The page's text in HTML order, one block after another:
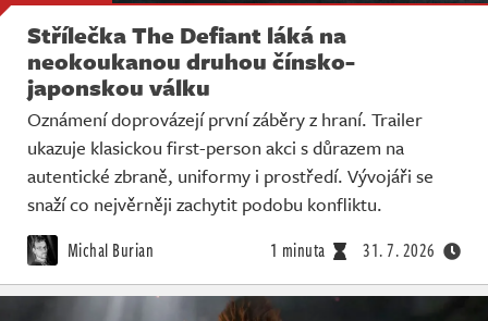
Střílečka The Defiant láká na
neokoukanou druhou čínsko-
japonskou válku
Oznámení doprovázejí první záběry z hraní. Trailer
ukazuje klasickou first-person akci s důrazem na
autentické zbraně, uniformy i prostředí. Vývojáři se
snaží co nejvěrněji zachytit podobu konfliktu.
Michal Burian 1 minuta 31. 7. 2026